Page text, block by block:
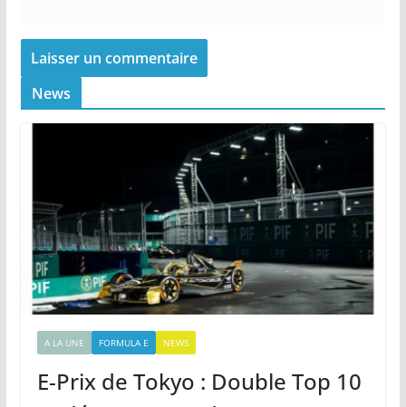
News
A LA UNE FORMULA E NEWS
E-Prix de Tokyo : Double Top 10